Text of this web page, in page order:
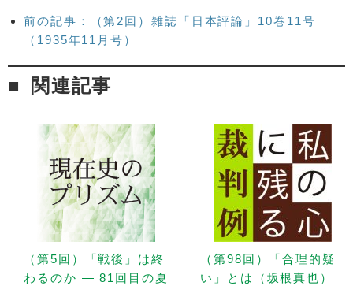
前の記事：（第2回）雑誌「日本評論」10巻11号
（1935年11月号）
関連記事
（第5回）「戦後」は終
わるのか — 81回目の夏
（第98回）「合理的疑
い」とは（坂根真也）